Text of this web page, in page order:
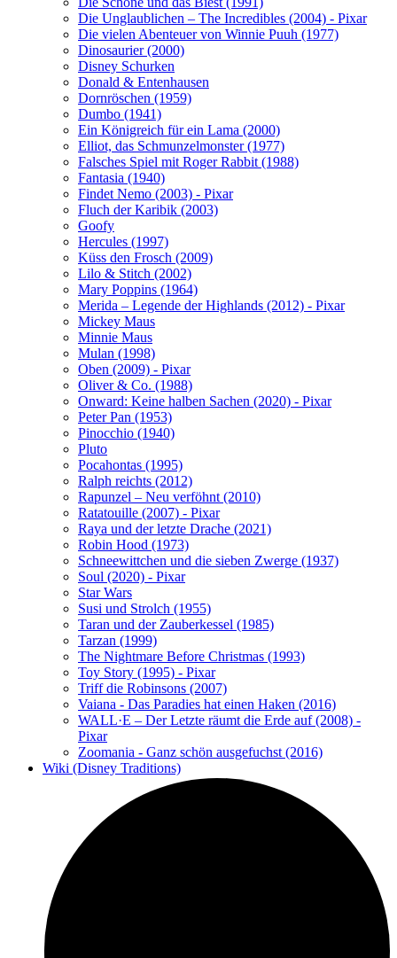
Die Unglaublichen – The Incredibles (2004) - Pixar
Die vielen Abenteuer von Winnie Puuh (1977)
Dinosaurier (2000)
Disney Schurken
Donald & Entenhausen
Dornröschen (1959)
Dumbo (1941)
Ein Königreich für ein Lama (2000)
Elliot, das Schmunzelmonster (1977)
Falsches Spiel mit Roger Rabbit (1988)
Fantasia (1940)
Findet Nemo (2003) - Pixar
Fluch der Karibik (2003)
Goofy
Hercules (1997)
Küss den Frosch (2009)
Lilo & Stitch (2002)
Mary Poppins (1964)
Merida – Legende der Highlands (2012) - Pixar
Mickey Maus
Minnie Maus
Mulan (1998)
Oben (2009) - Pixar
Oliver & Co. (1988)
Onward: Keine halben Sachen (2020) - Pixar
Peter Pan (1953)
Pinocchio (1940)
Pluto
Pocahontas (1995)
Ralph reichts (2012)
Rapunzel – Neu verföhnt (2010)
Ratatouille (2007) - Pixar
Raya und der letzte Drache (2021)
Robin Hood (1973)
Schneewittchen und die sieben Zwerge (1937)
Soul (2020) - Pixar
Star Wars
Susi und Strolch (1955)
Taran und der Zauberkessel (1985)
Tarzan (1999)
The Nightmare Before Christmas (1993)
Toy Story (1995) - Pixar
Triff die Robinsons (2007)
Vaiana - Das Paradies hat einen Haken (2016)
WALL·E – Der Letzte räumt die Erde auf (2008) -
Pixar
Zoomania - Ganz schön ausgefuchst (2016)
Wiki (Disney Traditions)